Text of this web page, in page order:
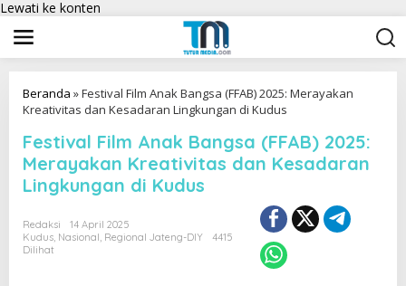
Lewati ke konten
Beranda »Festival Film Anak Bangsa (FFAB) 2025: Merayakan
Kreativitas dan Kesadaran Lingkungan di Kudus
Festival Film Anak Bangsa (FFAB) 2025:
Merayakan Kreativitas dan Kesadaran
Lingkungan di Kudus
Redaksi
14 April 2025
Kudus, Nasional, Regional Jateng-DIY
4415
Dilihat